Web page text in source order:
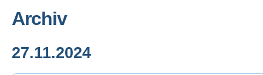
Archiv
27.11.2024